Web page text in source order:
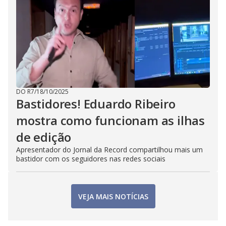
DO R7/18/10/2025
Bastidores! Eduardo Ribeiro
mostra como funcionam as ilhas
de edição
Apresentador do Jornal da Record compartilhou mais um
bastidor com os seguidores nas redes sociais
VEJA MAIS NOTÍCIAS